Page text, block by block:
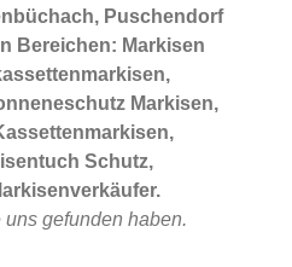
Puschendorf
Bereichen: Markisen
Markisen,
Schutz,
gefunden haben.